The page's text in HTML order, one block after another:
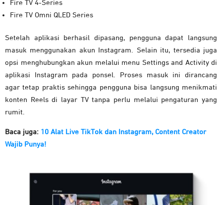
Fire TV 4-Series
Fire TV Omni QLED Series
Setelah aplikasi berhasil dipasang, pengguna dapat langsung
masuk menggunakan akun Instagram. Selain itu, tersedia juga
opsi menghubungkan akun melalui menu Settings and Activity di
aplikasi Instagram pada ponsel. Proses masuk ini dirancang
agar tetap praktis sehingga pengguna bisa langsung menikmati
konten Reels di layar TV tanpa perlu melalui pengaturan yang
rumit.
Baca juga: 10 Alat Live TikTok dan Instagram, Content Creator
Wajib Punya!